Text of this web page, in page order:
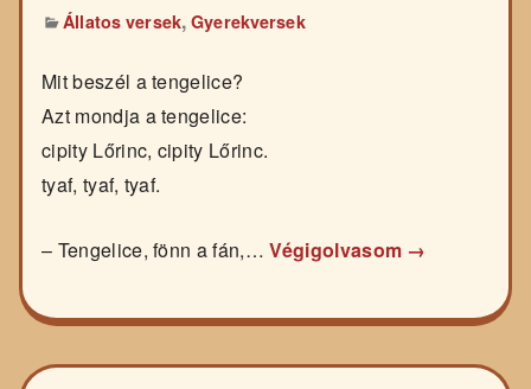
Állatos versek,Gyerekversek
Mit beszél a tengelice?
Azt mondja a tengelice:
cipity Lőrinc, cipity Lőrinc.
tyaf, tyaf, tyaf.
– Tengelice, fönn a fán,…Végigolvasom →